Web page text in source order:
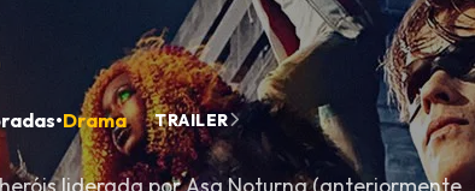
•Drama TRAILER